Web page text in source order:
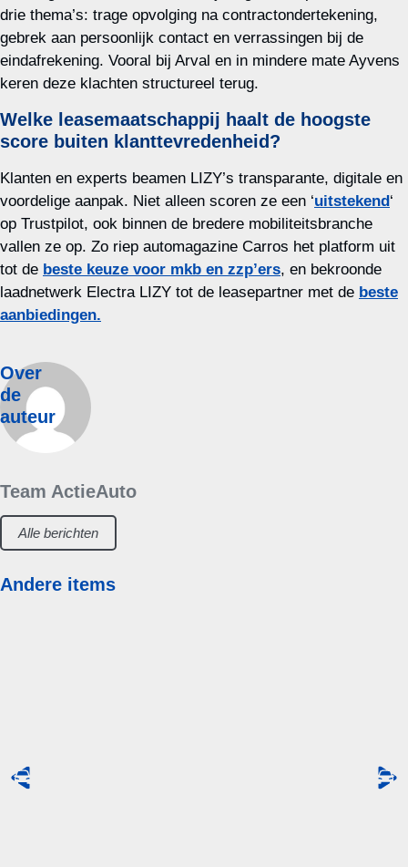
drie thema’s: trage opvolging na contractondertekening,
gebrek aan persoonlijk contact en verrassingen bij de
eindafrekening. Vooral bij Arval en in mindere mate Ayvens
keren deze klachten structureel terug.
Welke leasemaatschappij haalt de hoogste
score buiten klanttevredenheid?
Klanten en experts beamen LIZY’s transparante, digitale en
voordelige aanpak. Niet alleen scoren ze een ‘uitstekend‘
op Trustpilot, ook binnen de bredere mobiliteitsbranche
vallen ze op. Zo riep automagazine Carros het platform uit
tot de beste keuze voor mkb en zzp’ers, en bekroonde
laadnetwerk Electra LIZY tot de leasepartner met de beste
aanbiedingen.
Over
de
auteur
Team ActieAuto
Alle berichten
Andere items